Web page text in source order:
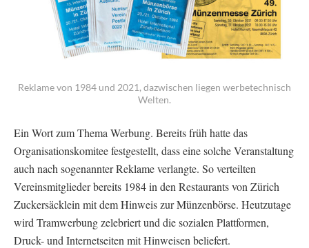
Reklame von 1984 und 2021, dazwischen liegen werbetechnisch
Welten.
Ein Wort zum Thema Werbung. Bereits früh hatte das
Organisationskomitee festgestellt, dass eine solche Veranstaltung
auch nach sogenannter Reklame verlangte. So verteilten
Vereinsmitglieder bereits 1984 in den Restaurants von Zürich
Zuckersäcklein mit dem Hinweis zur Münzenbörse. Heutzutage
wird Tramwerbung zelebriert und die sozialen Plattformen,
Druck- und Internetseiten mit Hinweisen beliefert.